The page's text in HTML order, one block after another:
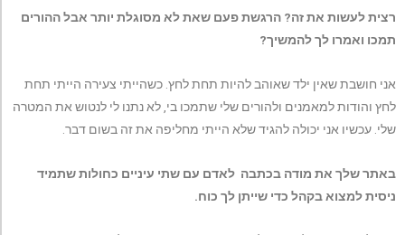
רצית לעשות את זה? הרגשת פעם שאת לא מסוגלת יותר אבל ההורים
תמכו ואמרו לך להמשיך?
אני חושבת שאין ילד שאוהב להיות תחת לחץ. כשהייתי צעירה הייתי תחת
לחץ והודות למאמנים ולהורים שלי שתמכו בי, לא נתנו לי לנטוש את המטרה
שלי. עכשיו אני יכולה להגיד שלא הייתי מחליפה את זה בשום דבר.
באתר שלך את מודה בכתבה לאדם עם שתי עיניים כחולות שתמיד
ניסית למצוא בקהל כדי שייתן לך כוח.